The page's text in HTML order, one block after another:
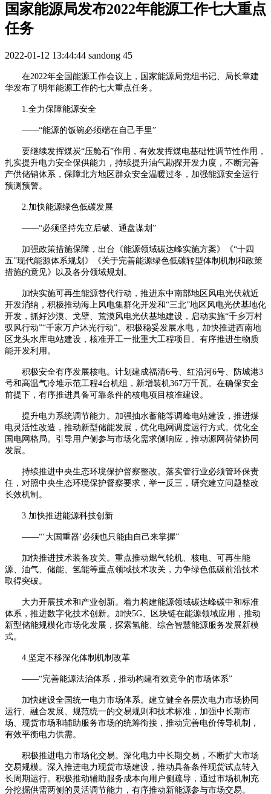
国家能源局发布2022年能源工作七大重点
任务
2022-01-12 13:44:44 sandong 45
在2022年全国能源工作会议上，国家能源局党组书记、局长章建
华发布了明年能源工作的七大重点任务。
1.全力保障能源安全
——“能源的饭碗必须端在自己手里”
要继续发挥煤炭“压舱石”作用，有效发挥煤电基础性调节性作用，
扎实提升电力安全保供能力，持续提升油气勘探开发力度，不断完善
产供储销体系，保障北方地区群众安全温暖过冬，加强能源安全运行
预测预警。
2.加快能源绿色低碳发展
——“必须坚持先立后破、通盘谋划”
加强政策措施保障，出台《能源领域碳达峰实施方案》《“十四
五”现代能源体系规划》《关于完善能源绿色低碳转型体制机制和政策
措施的意见》以及各分领域规划。
加快实施可再生能源替代行动，推进东中南部地区风电光伏就近
开发消纳，积极推动海上风电集群化开发和“三北”地区风电光伏基地化
开发，抓好沙漠、戈壁、荒漠风电光伏基地建设，启动实施“千乡万村
驭风行动”“千家万户沐光行动”。积极稳妥发展水电，加快推进西南地
区龙头水库电站建设，核准开工一批重大工程项目。有序推进生物质
能开发利用。
积极安全有序发展核电。计划建成福清6号、红沿河6号、防城港3
号和高温气冷堆示范工程4台机组，新增装机367万千瓦。在确保安全
前提下，有序推进具备可靠条件的核电项目核准建设。
提升电力系统调节能力。加强抽水蓄能等调峰电站建设，推进煤
电灵活性改造，推动新型储能发展，优化电网调度运行方式。优化全
国电网格局。引导用户侧参与市场化需求侧响应，推动源网荷储协同
发展。
持续推进中央生态环境保护督察整改。落实管行业必须管环保责
任，对照中央生态环境保护督察要求，举一反三，研究建立问题整改
长效机制。
3.加快推进能源科技创新
——“‘大国重器’必须也只能由自己来掌握”
加快推进技术装备攻关。重点推动燃气轮机、核电、可再生能
源、油气、储能、氢能等重点领域技术攻关，力争绿色低碳前沿技术
取得突破。
大力开展技术和产业创新。着力构建能源领域碳达峰碳中和标准
体系，推进数字化技术创新。加快5G、区块链在能源领域应用，推动
新型储能规模化市场化发展，探索氢能、综合智慧能源服务发展新模
式。
4.坚定不移深化体制机制改革
——“完善能源法治体系，推动构建有效竞争的市场体系”
加快建设全国统一电力市场体系。建立健全各层次电力市场协同
运行、融合发展、规范统一的交易规则和技术标准，加强中长期市
场、现货市场和辅助服务市场的统筹衔接，推动完善电价传导机制，
有效平衡电力供需。
积极推进电力市场化交易。深化电力中长期交易，不断扩大市场
交易规模。深入推进电力现货市场建设，推动具备条件现货试点转入
长周期运行。积极推动辅助服务成本向用户侧疏导，通过市场机制充
分挖掘供需两侧的灵活调节能力，有序推动新能源参与市场交易。